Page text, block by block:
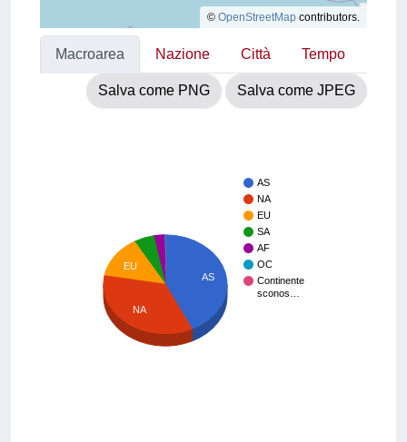
© OpenStreetMap contributors.
Macroarea Nazione Città Tempo
Salva come PNG Salva come JPEG
AS
NA
EU
SA
AF
OC
Continente
sconos…
AS
EU
NA